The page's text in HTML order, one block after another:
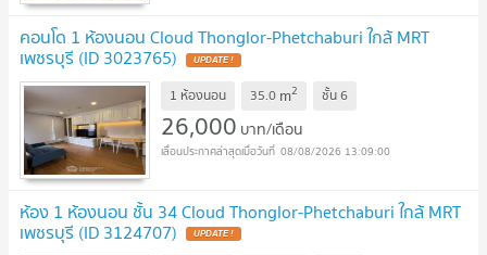
คอนโด 1 ห้องนอน Cloud Thonglor-Phetchaburi ใกล้ MRT
เพชรบุรี (ID 3023765)
1 ห้องนอน 35.0 m2 ชั้น6
26,000 บาท/เดือน
08/08/2026 13:09:00
ห้อง 1 ห้องนอน ชั้น 34 Cloud Thonglor-Phetchaburi ใกล้ MRT
เพชรบุรี (ID 3124707)